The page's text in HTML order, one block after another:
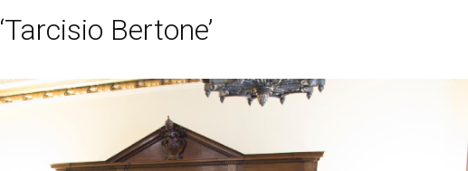
Bertone’